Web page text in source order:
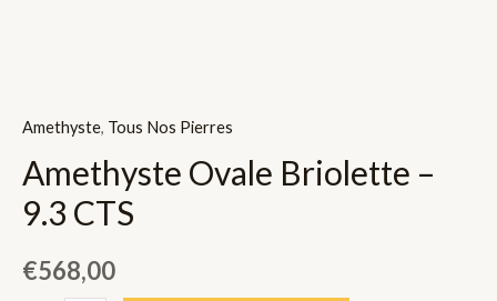
Amethyste, Tous Nos Pierres
Amethyste Ovale Briolette –
9.3 CTS
€568,00